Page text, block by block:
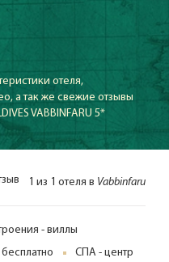
отеля,
а так же свежие отзывы
VABBINFARU 5*
1 из 1 отеля в Vabbinfaru
- виллы
бесплатно
СПА - центр